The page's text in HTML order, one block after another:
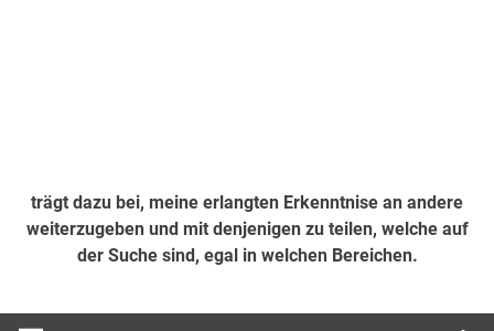
trägt dazu bei, meine erlangten Erkenntnise an andere
weiterzugeben und mit denjenigen zu teilen, welche auf
der Suche sind, egal in welchen Bereichen.